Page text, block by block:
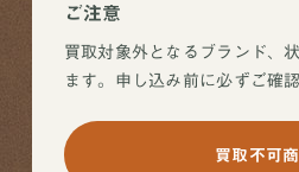
ご注意
買取対象外となるブランド、
ます。申し込み前に必ずご確
買取不可